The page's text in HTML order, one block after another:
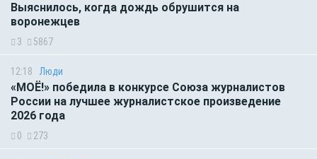
Выяснилось, когда дождь обрушится на
воронежцев
3 5867
12:18 Люди
«МОЁ!» победила в конкурсе Союза журналистов
России на лучшее журналистское произведение
2026 года
0 273